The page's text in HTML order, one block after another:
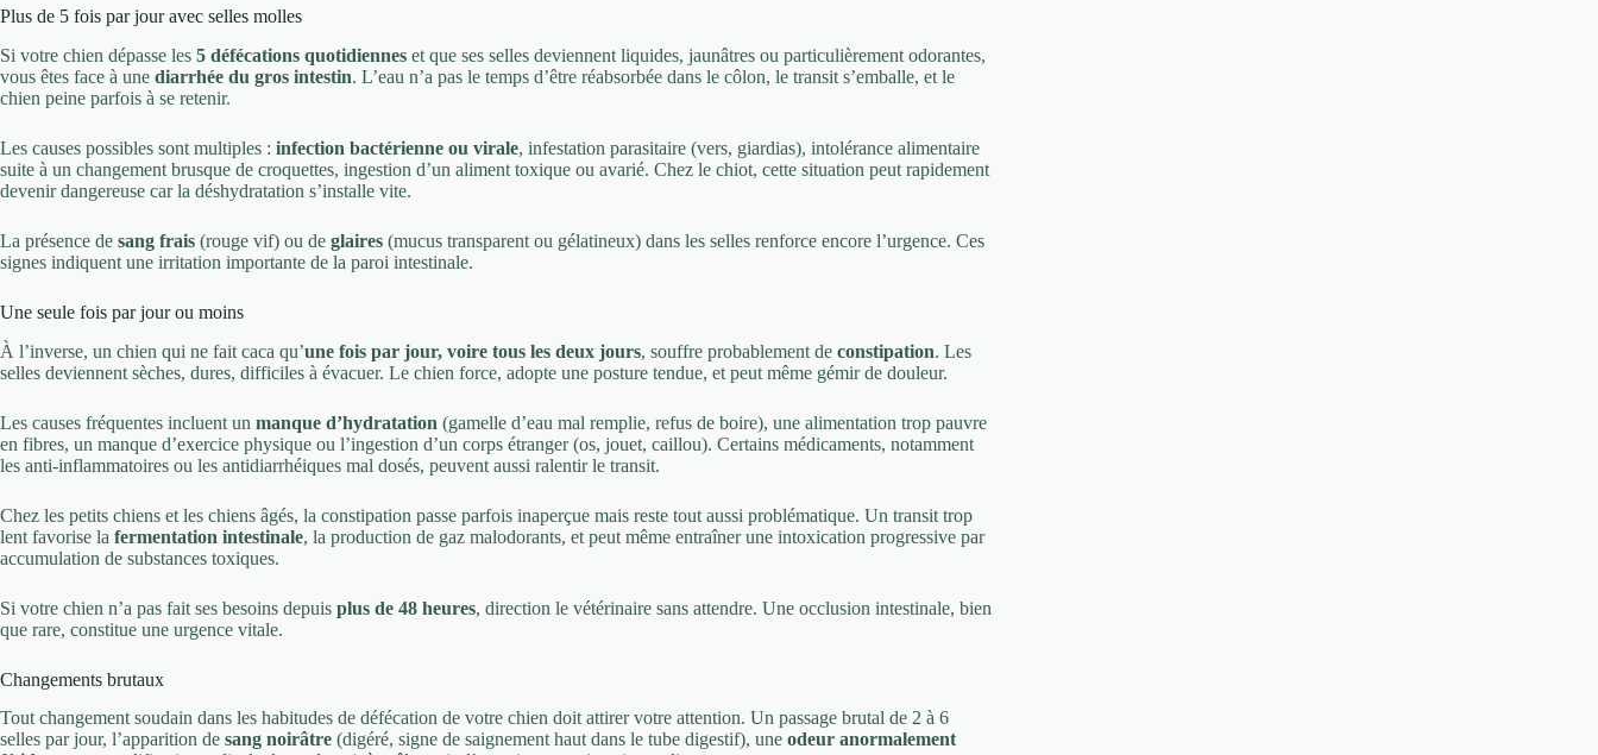
Plus de 5 fois par jour avec selles molles
Si votre chien dépasse les 5 défécations quotidiennes et que ses selles deviennent liquides, jaunâtres ou particulièrement odorantes,
vous êtes face à une diarrhée du gros intestin. L’eau n’a pas le temps d’être réabsorbée dans le côlon, le transit s’emballe, et le
chien peine parfois à se retenir.
Les causes possibles sont multiples : infection bactérienne ou virale, infestation parasitaire (vers, giardias), intolérance alimentaire
suite à un changement brusque de croquettes, ingestion d’un aliment toxique ou avarié. Chez le chiot, cette situation peut rapidement
devenir dangereuse car la déshydratation s’installe vite.
La présence de sang frais (rouge vif) ou de glaires (mucus transparent ou gélatineux) dans les selles renforce encore l’urgence. Ces
signes indiquent une irritation importante de la paroi intestinale.
Une seule fois par jour ou moins
À l’inverse, un chien qui ne fait caca qu’une fois par jour, voire tous les deux jours, souffre probablement de constipation. Les
selles deviennent sèches, dures, difficiles à évacuer. Le chien force, adopte une posture tendue, et peut même gémir de douleur.
Les causes fréquentes incluent un manque d’hydratation (gamelle d’eau mal remplie, refus de boire), une alimentation trop pauvre
en fibres, un manque d’exercice physique ou l’ingestion d’un corps étranger (os, jouet, caillou). Certains médicaments, notamment
les anti-inflammatoires ou les antidiarrhéiques mal dosés, peuvent aussi ralentir le transit.
Chez les petits chiens et les chiens âgés, la constipation passe parfois inaperçue mais reste tout aussi problématique. Un transit trop
lent favorise la fermentation intestinale, la production de gaz malodorants, et peut même entraîner une intoxication progressive par
accumulation de substances toxiques.
Si votre chien n’a pas fait ses besoins depuis plus de 48 heures, direction le vétérinaire sans attendre. Une occlusion intestinale, bien
que rare, constitue une urgence vitale.
Changements brutaux
Tout changement soudain dans les habitudes de défécation de votre chien doit attirer votre attention. Un passage brutal de 2 à 6
selles par jour, l’apparition de sang noirâtre (digéré, signe de saignement haut dans le tube digestif), une odeur anormalement